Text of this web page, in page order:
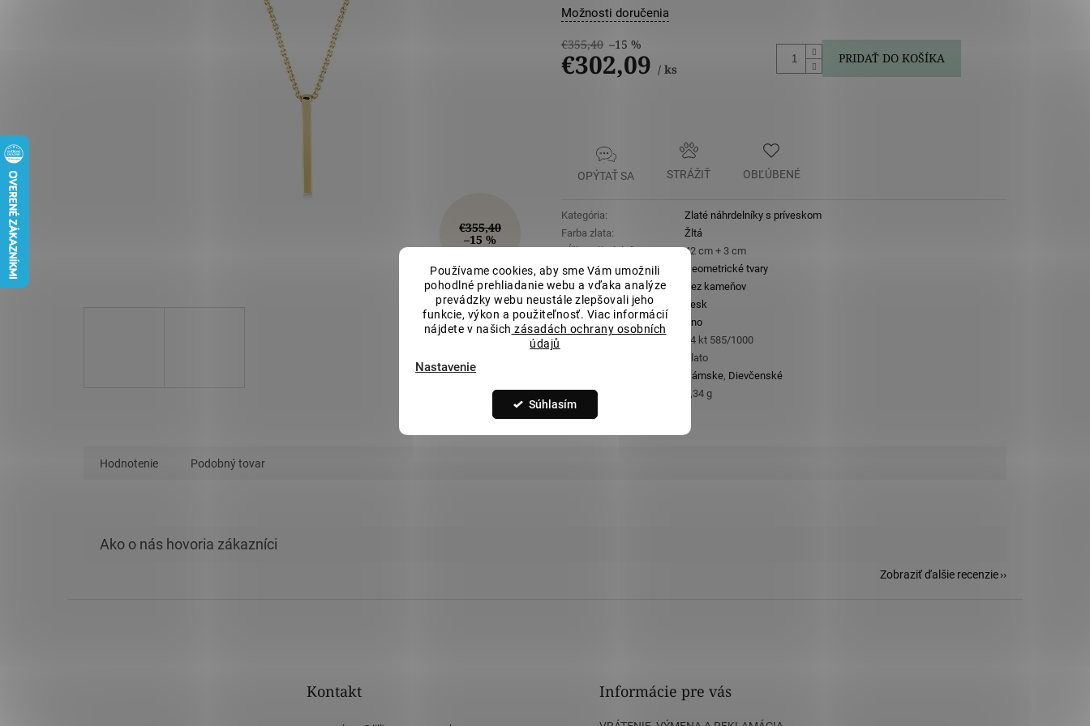
Používame cookies, aby sme Vám umožnili
pohodlné prehliadanie webu a vďaka analýze
prevádzky webu neustále zlepšovali jeho
funkcie, výkon a použiteľnosť. Viac informácií
nájdete v našich zásadách ochrany osobních
údajů
Nastavenie
Súhlasím
€355,40
–15 %
€355,40 –15 %
€302,09 / ks
Možnosti doručenia
PRIDAŤ DO KOŠÍKA
OPÝTAŤ SA STRÁŽIŤ OBĽÚBENÉ
Kategória:
Zlaté náhrdelníky s príveskom
Farba zlata:
Žltá
Dĺžka náhrdelníka:
42 cm + 3 cm
Motív :
Geometrické tvary
Druh kameňa (ozdoba)
Bez kameňov
Povrchová úprava:
Lesk
Nastaviteľná dĺžka :
Áno
14 kt 585/1000
Zlato
Dámske, Dievčenské
Orientačná hmotnosť
1,34 g
Hodnotenie Podobný tovar
Zobraziť ďalšie recenzie
Kontakt Informácie pre vás